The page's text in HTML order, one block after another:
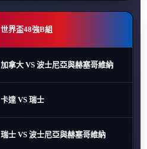
世界盃48強B組
加拿大 VS 波士尼亞與赫塞哥維納
卡達 VS 瑞士
瑞士 VS 波士尼亞與赫塞哥維納